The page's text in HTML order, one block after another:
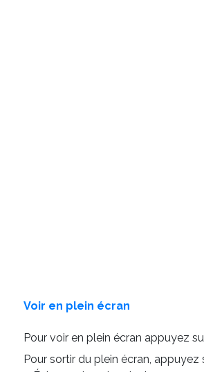
Voir en plein écran
Pour voir en plein écran appuyez
Pour sortir du plein écran, appuyez